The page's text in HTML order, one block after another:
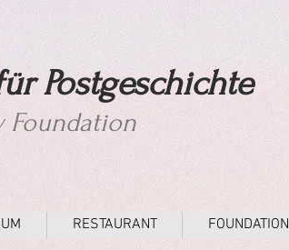
Postgeschichte
Foundation
RESTAURANT FOUNDATION